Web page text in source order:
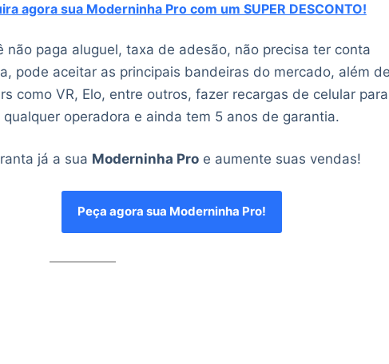
agora sua Moderninha Pro com um SUPER DESCONTO!
não paga aluguel, taxa de adesão, não precisa ter conta
pode aceitar as principais bandeiras do mercado, além de
como VR, Elo, entre outros, fazer recargas de celular para
qualquer operadora e ainda tem 5 anos de garantia.
já a sua Moderninha Pro e aumente suas vendas!
Peça agora sua Moderninha Pro!